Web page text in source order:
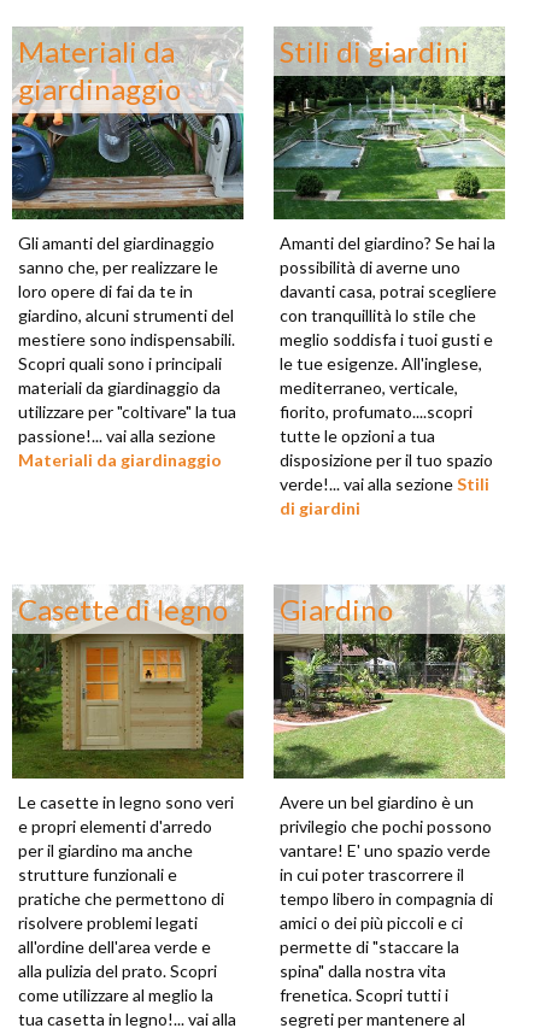
Materiali da
giardinaggio
Gli amanti del giardinaggio
sanno che, per realizzare le
loro opere di fai da te in
giardino, alcuni strumenti del
mestiere sono indispensabili.
Scopri quali sono i principali
materiali da giardinaggio da
utilizzare per "coltivare" la tua
passione!... vai alla sezione
Materiali da giardinaggio
Stili di giardini
Amanti del giardino? Se hai la
possibilità di averne uno
davanti casa, potrai scegliere
con tranquillità lo stile che
meglio soddisfa i tuoi gusti e
le tue esigenze. All'inglese,
mediterraneo, verticale,
fiorito, profumato....scopri
tutte le opzioni a tua
disposizione per il tuo spazio
verde!... vai alla sezioneStili
di giardini
Casette di legno
Le casette in legno sono veri
e propri elementi d'arredo
per il giardino ma anche
strutture funzionali e
pratiche che permettono di
risolvere problemi legati
all'ordine dell'area verde e
alla pulizia del prato. Scopri
come utilizzare al meglio la
tua casetta in legno!... vai alla
Giardino
Avere un bel giardino è un
privilegio che pochi possono
vantare! E' uno spazio verde
in cui poter trascorrere il
tempo libero in compagnia di
amici o dei più piccoli e ci
permette di "staccare la
spina" dalla nostra vita
frenetica. Scopri tutti i
segreti per mantenere al